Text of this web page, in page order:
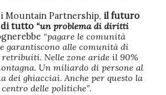
Mountain Partnership, il futuro
di tutto “un problema di diritti
“pagare le comunità
garantiscono alle comunità di
Nelle zone aride il 90%
Un miliardo di persone al
dei ghiacciai. Anche per questo la
delle politiche”.